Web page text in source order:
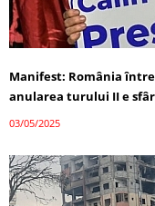
Manifest: România
anularea turului II e
03/05/2025